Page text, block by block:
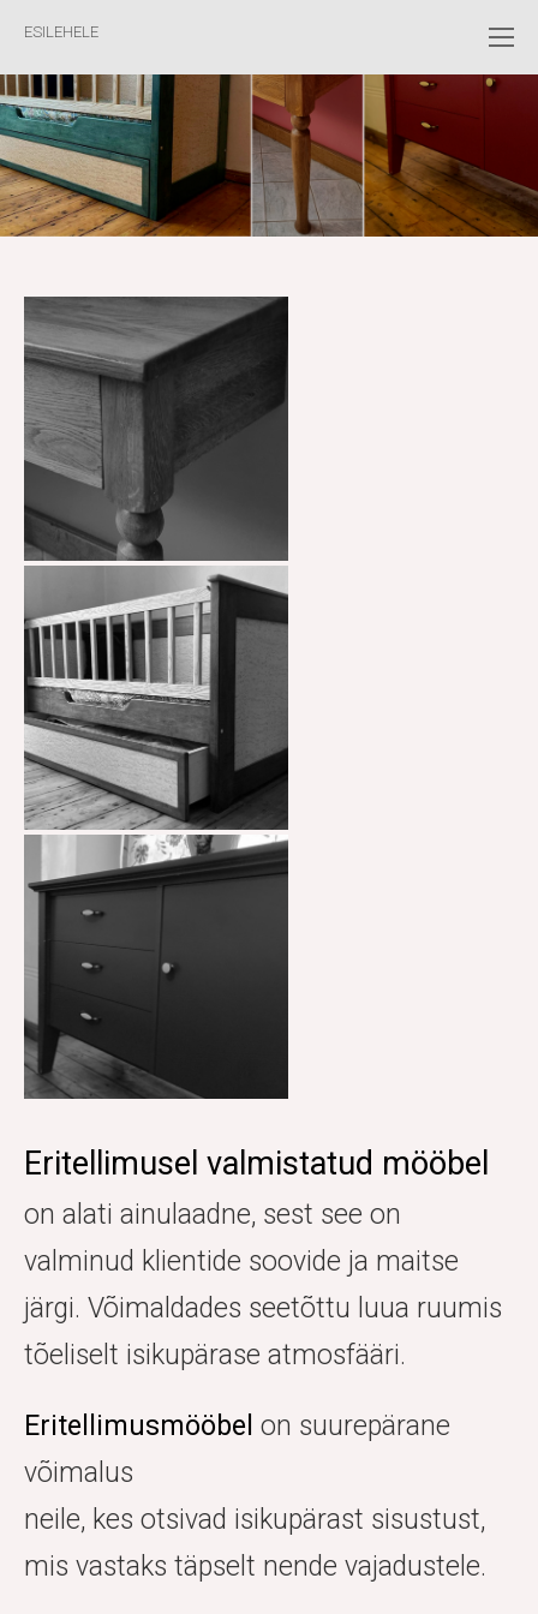
ESILEHELE
Eritellimusel valmistatud mööbel
on alati ainulaadne, sest see on
valminud klientide soovide ja maitse
järgi. Võimaldades seetõttu luua ruumis
tõeliselt isikupärase atmosfääri.
Eritellimusmööbel on suurepärane
võimalus
neile, kes otsivad isikupärast sisustust,
mis vastaks täpselt nende vajadustele.